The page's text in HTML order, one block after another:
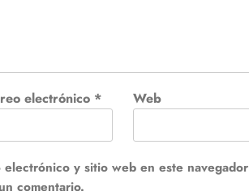
electrónico * Web
y sitio web en este navegador
comentario.